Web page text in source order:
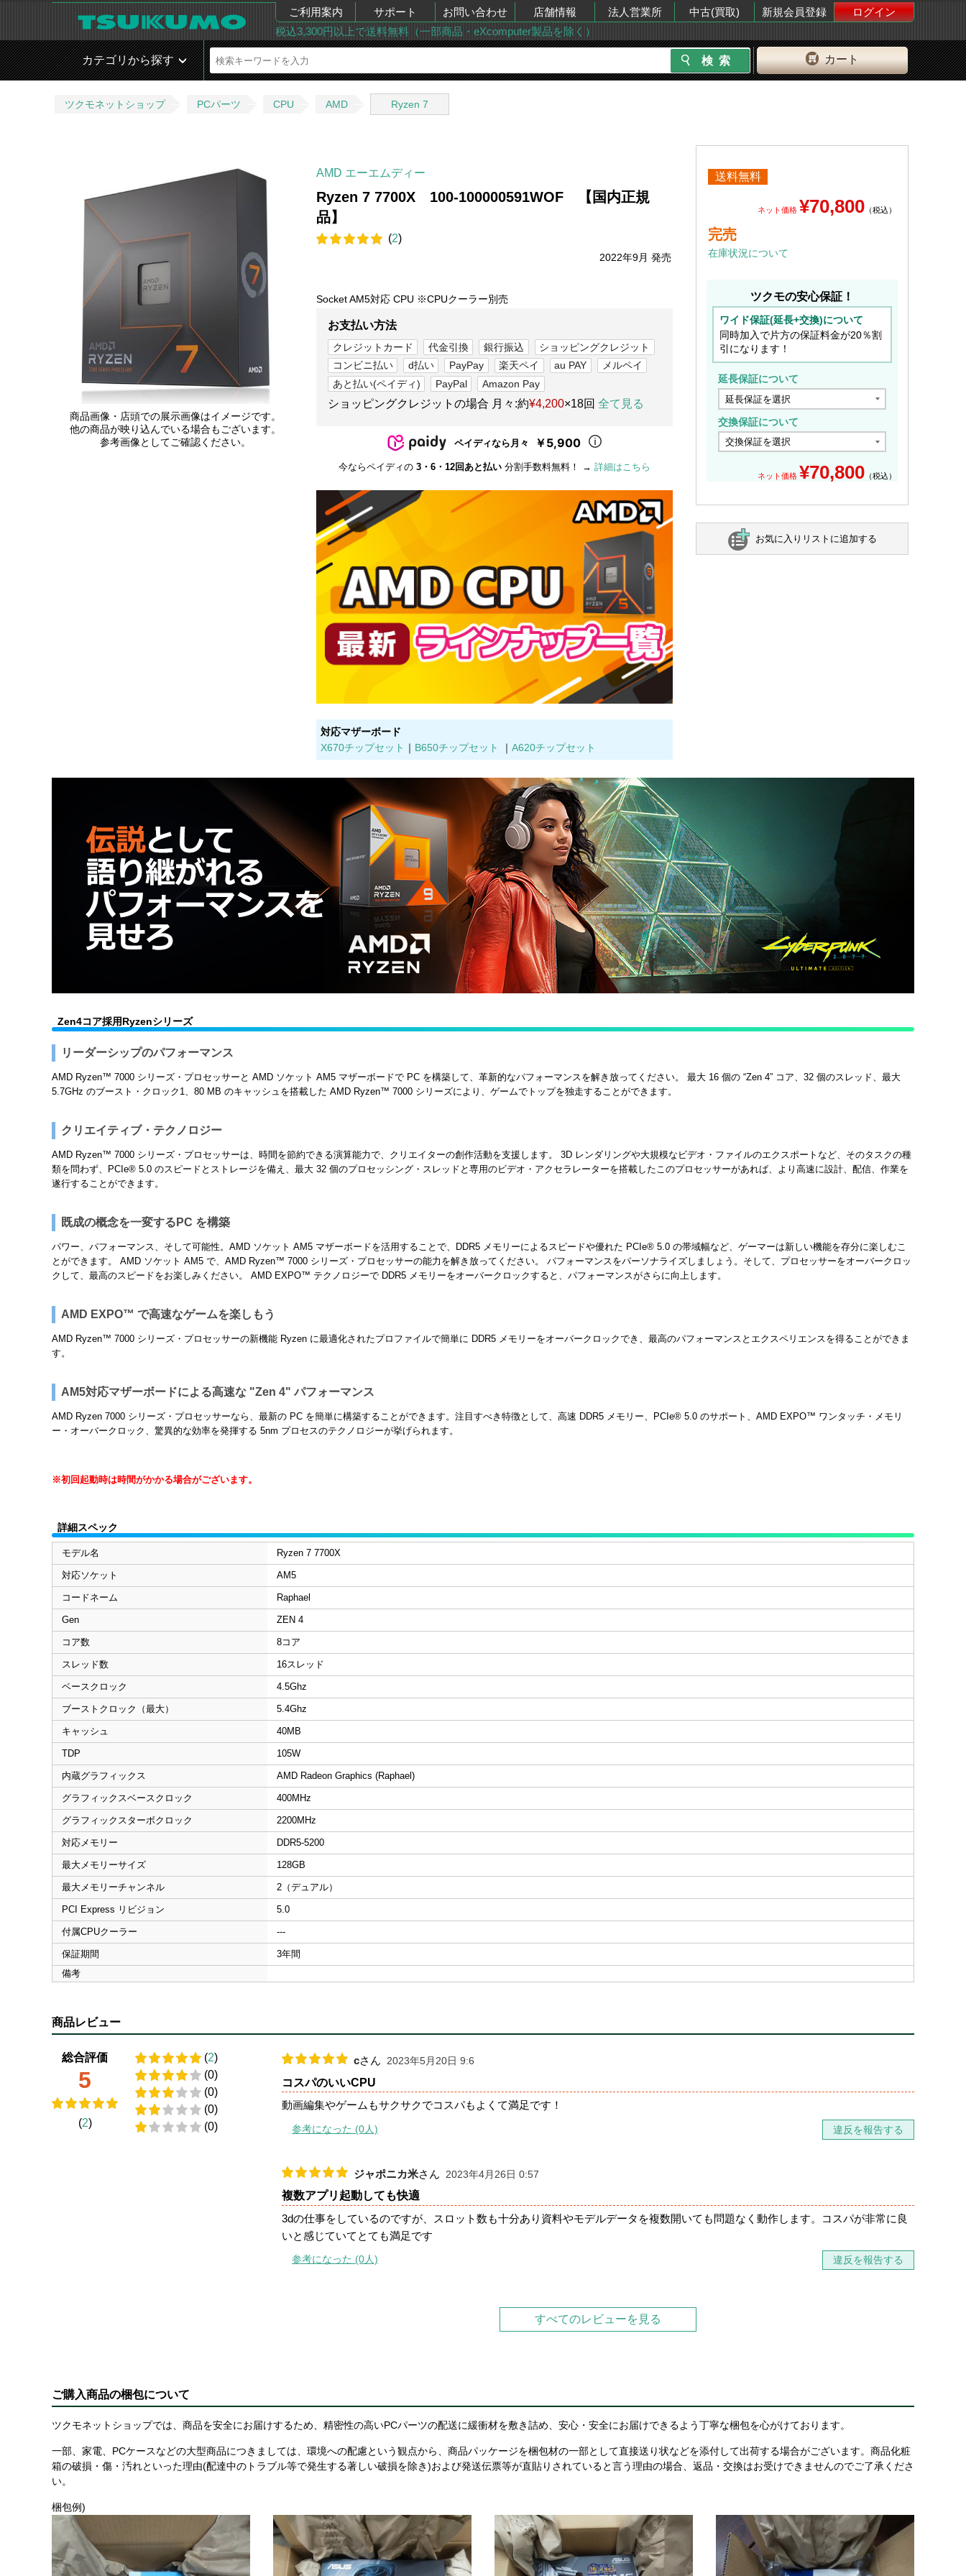
ご利用案内 サポート お問い合わせ 店舗情報 法人営業所 中古(買取) 新規会員登録
ログイン
税込3,300円以上で送料無料（一部商品・eXcomputer製品を除く）
カート
カテゴリから探す
ツクモネットショップ PCパーツ CPU AMD Ryzen 7
商品画像・店頭での展示画像はイメージです。
他の商品が映り込んでいる場合もございます。
参考画像としてご確認ください。
AMD エーエムディー
Ryzen 7 7700X 100-100000591WOF 【国内正規
品】
(2)
2022年9月 発売
Socket AM5対応 CPU ※CPUクーラー別売
お支払い方法
クレジットカード 代金引換 銀行振込
ショッピングクレジット
コンビニ払い
d払い PayPay 楽天ペイ au PAY
メルペイ
あと払い(ペイディ)
PayPal Amazon Pay
ショッピングクレジットの場合 月々:約¥4,200×18回 全て見る
ペイディなら月々 ￥5,900
今ならペイディの 3・6・12回あと払い 分割手数料無料！ → 詳細はこちら
対応マザーボード
X670チップセット ｜ B650チップセット ｜ A620チップセット
送料無料
ネット価格 ¥70,800 （税込）
完売
在庫状況について
ツクモの安心保証！
ワイド保証(延長+交換)について
同時加入で片方の保証料金が20％割
引になります！
延長保証について
交換保証について
ネット価格 ¥70,800 （税込）
お気に入りリストに追加する
Zen4コア採用Ryzenシリーズ
リーダーシップのパフォーマンス
AMD Ryzen™ 7000 シリーズ・プロセッサーと AMD ソケット AM5 マザーボードで PC を構築して、革新的なパフォーマンスを解き放ってください。 最大 16 個の “Zen 4” コア、32 個のスレッド、最大
5.7GHz のブースト・クロック1、80 MB のキャッシュを搭載した AMD Ryzen™ 7000 シリーズにより、ゲームでトップを独走することができます。
クリエイティブ・テクノロジー
AMD Ryzen™ 7000 シリーズ・プロセッサーは、時間を節約できる演算能力で、クリエイターの創作活動を支援します。 3D レンダリングや大規模なビデオ・ファイルのエクスポートなど、そのタスクの種
類を問わず、PCIe® 5.0 のスピードとストレージを備え、最大 32 個のプロセッシング・スレッドと専用のビデオ・アクセラレーターを搭載したこのプロセッサーがあれば、より高速に設計、配信、作業を
遂行することができます。
既成の概念を一変するPC を構築
パワー、パフォーマンス、そして可能性。AMD ソケット AM5 マザーボードを活用することで、DDR5 メモリーによるスピードや優れた PCIe® 5.0 の帯域幅など、ゲーマーは新しい機能を存分に楽しむこ
とができます。 AMD ソケット AM5 で、AMD Ryzen™ 7000 シリーズ・プロセッサーの能力を解き放ってください。 パフォーマンスをパーソナライズしましょう。そして、プロセッサーをオーバークロッ
クして、最高のスピードをお楽しみください。 AMD EXPO™ テクノロジーで DDR5 メモリーをオーバークロックすると、パフォーマンスがさらに向上します。
AMD EXPO™ で高速なゲームを楽しもう
AMD Ryzen™ 7000 シリーズ・プロセッサーの新機能 Ryzen に最適化されたプロファイルで簡単に DDR5 メモリーをオーバークロックでき、最高のパフォーマンスとエクスペリエンスを得ることができま
す。
AM5対応マザーボードによる高速な "Zen 4" パフォーマンス
AMD Ryzen 7000 シリーズ・プロセッサーなら、最新の PC を簡単に構築することができます。注目すべき特徴として、高速 DDR5 メモリー、PCIe® 5.0 のサポート、AMD EXPO™ ワンタッチ・メモリ
ー・オーバークロック、驚異的な効率を発揮する 5nm プロセスのテクノロジーが挙げられます。
※初回起動時は時間がかかる場合がございます。
詳細スペック
モデル名 Ryzen 7 7700X
対応ソケット AM5
コードネーム Raphael
Gen ZEN 4
コア数 8コア
スレッド数 16スレッド
ベースクロック 4.5Ghz
ブーストクロック（最大） 5.4Ghz
キャッシュ 40MB
TDP 105W
内蔵グラフィックス AMD Radeon Graphics (Raphael)
グラフィックスベースクロック 400MHz
グラフィックスターボクロック 2200MHz
対応メモリー DDR5-5200
最大メモリーサイズ 128GB
最大メモリーチャンネル 2（デュアル）
PCI Express リビジョン 5.0
付属CPUクーラー ---
保証期間
3年間
備考
商品レビュー
総合評価
5
(2)
(2)
(0)
(0)
(0)
(0)
cさん 2023年5月20日 9:6
コスパのいいCPU
動画編集やゲームもサクサクでコスパもよくて満足です！
参考になった (0人) 違反を報告する
ジャポニカ米さん 2023年4月26日 0:57
複数アプリ起動しても快適
3dの仕事をしているのですが、スロット数も十分あり資料やモデルデータを複数開いても問題なく動作します。コスパが非常に良
いと感じていてとても満足です
参考になった (0人) 違反を報告する
すべてのレビューを見る
ご購入商品の梱包について
ツクモネットショップでは、商品を安全にお届けするため、精密性の高いPCパーツの配送に緩衝材を敷き詰め、安心・安全にお届けできるよう丁寧な梱包を心がけております。
一部、家電、PCケースなどの大型商品につきましては、環境への配慮という観点から、商品パッケージを梱包材の一部として直接送り状などを添付して出荷する場合がございます。商品化粧
箱の破損・傷・汚れといった理由(配達中のトラブル等で発生する著しい破損を除き)および発送伝票等が直貼りされていると言う理由の場合、返品・交換はお受けできませんのでご了承くださ
い。
梱包例)